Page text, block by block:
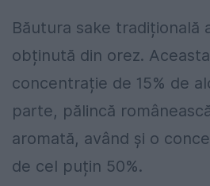
Băutura sake tradițională
obținută din orez.
concentrație de 15% de
parte, pălincă
aromată, având și o
de cel puțin 50%.